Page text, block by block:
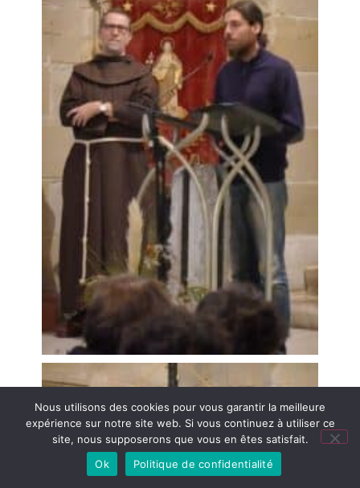
Agenda
Nous utilisons des cookies pour vous garantir la meilleure
expérience sur notre site web. Si vous continuez à utiliser ce
site, nous supposerons que vous en êtes satisfait.
Ok
Politique de confidentialité